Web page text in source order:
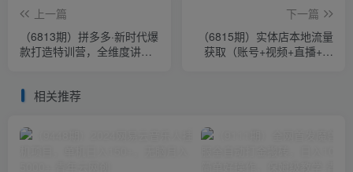
上一篇
（6813期）拼多多·新时代爆
款打造特训营，全维度讲解
下一篇
（6815期）实体店本地流量
获取（账号+视频+直播+团
相关推荐